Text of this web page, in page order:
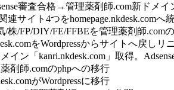
審査合格→管理薬剤師.com新ドメイ
連サイト4つをhomepage.nkdesk.comへ
/株/FP/DIY/FE/FFBEを管理薬剤師
をWordpressからサイトへ戻しリ
イン「kanri.nkdesk.com」取得。
剤師.comのphpへの移行
がWordpressに移行